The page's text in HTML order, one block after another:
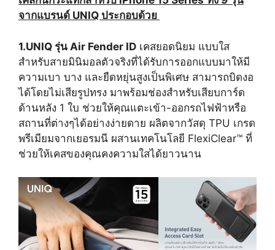
จากแบรนด์ UNIQ ประกอบด้วย
1.UNIQ รุ่น Air Fender ID เคสยอดนิยม แบบใส
สำหรับสายมินิมอลตัวจริงที่ได้รับการออกแบบมาให้มี
ความเบา บาง และยืดหยุ่นสูงเป็นพิเศษ สามารถบิดงอ
ได้โดยไม่เสียรูปทรง มาพร้อมช่องสำหรับเสียบการ์ด
ด้านหลัง 1 ใบ ช่วยให้คุณแตะเข้า-ออกรถไฟฟ้าหรือ
สถานที่ต่างๆได้อย่างง่ายดาย ผลิตจากวัสดุ TPU เกรด
พรีเมียมจากเยอรมนี ผสานเทคโนโลยี FlexiClear™ ที่
ช่วยให้เคสของคุณคงความใสได้ยาวนาน